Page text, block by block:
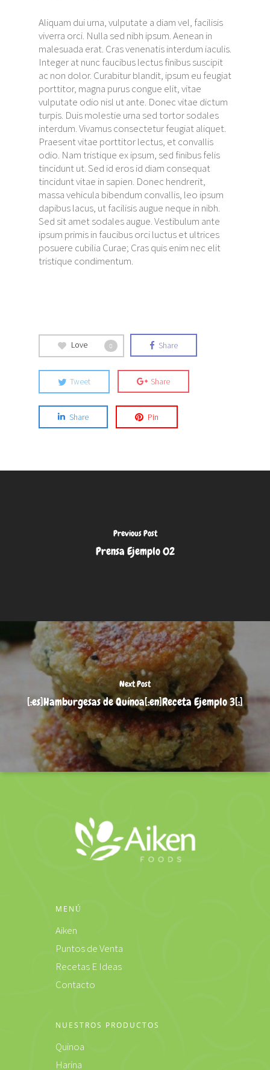
Aliquam dui urna, vulputate a diam vel, facilisis
viverra orci. Nulla sed nibh ipsum. Aenean in
malesuada erat. Cras venenatis interdum iaculis.
Integer at nunc faucibus lectus finibus suscipit
ac non dolor. Curabitur blandit, ipsum eu feugiat
porttitor, magna purus congue elit, vitae
vulputate odio nisl ut ante. Donec vitae dictum
turpis. Duis molestie urna sed tortor sodales
interdum. Vivamus consectetur feugiat aliquet.
Praesent vitae porttitor lectus, et convallis
odio. Nam tristique ex ipsum, sed finibus felis
tincidunt ut. Sed id eros id diam consequat
tincidunt vitae in sapien. Donec hendrerit,
massa vehicula bibendum convallis, leo ipsum
dapibus lacus, ut facilisis augue neque in nibh.
Sed sit amet sodales augue. Vestibulum ante
ipsum primis in faucibus orci luctus et ultrices
posuere cubilia Curae; Cras quis enim nec elit
tristique condimentum.
Love 0 Share
Tweet Share
Share Pin
Previous Post
Prensa Ejemplo 02
Next Post
[:es]Hamburgesas de Quínoa[:en]Receta Ejemplo 3[:]
MENÚ
Aiken
Puntos de Venta
Recetas E Ideas
Contacto
NUESTROS PRODUCTOS
Quinoa
Harina